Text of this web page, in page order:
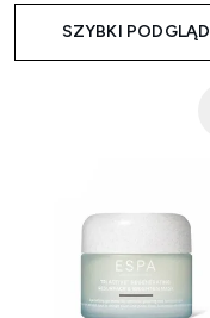
SZYBKI PODGLĄD